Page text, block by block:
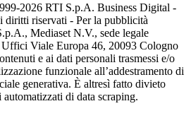
2026 RTI S.p.A. Business Digital -
diritti riservati - Per la pubblicità
Mediaset N.V., sede legale
Uffici Viale Europa 46, 20093 Cologno
e ai dati personali trasmessi e/o
funzionale all’addestramento di
generativa. È altresì fatto divieto
di data scraping.